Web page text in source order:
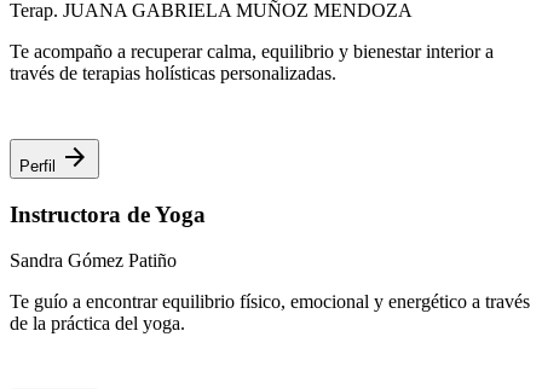
Terap. JUANA GABRIELA MUÑOZ MENDOZA
Te acompaño a recuperar calma, equilibrio y bienestar interior a
través de terapias holísticas personalizadas.
Perfil arrow_forward
Instructora de Yoga
Sandra Gómez Patiño
Te guío a encontrar equilibrio físico, emocional y energético a través
de la práctica del yoga.